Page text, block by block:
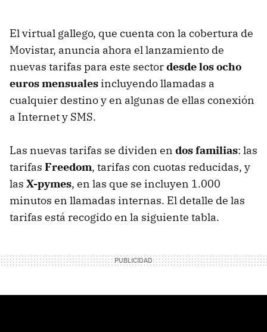
El virtual gallego, que cuenta con la cobertura de
Movistar, anuncia ahora el lanzamiento de
nuevas tarifas para este sectordesde los ocho
euros mensuales incluyendo llamadas a
cualquier destino y en algunas de ellas conexión
a Internet y SMS.
Las nuevas tarifas se dividen en dos familias: las
tarifas Freedom, tarifas con cuotas reducidas, y
las X-pymes, en las que se incluyen 1.000
minutos en llamadas internas. El detalle de las
tarifas está recogido en la siguiente tabla.